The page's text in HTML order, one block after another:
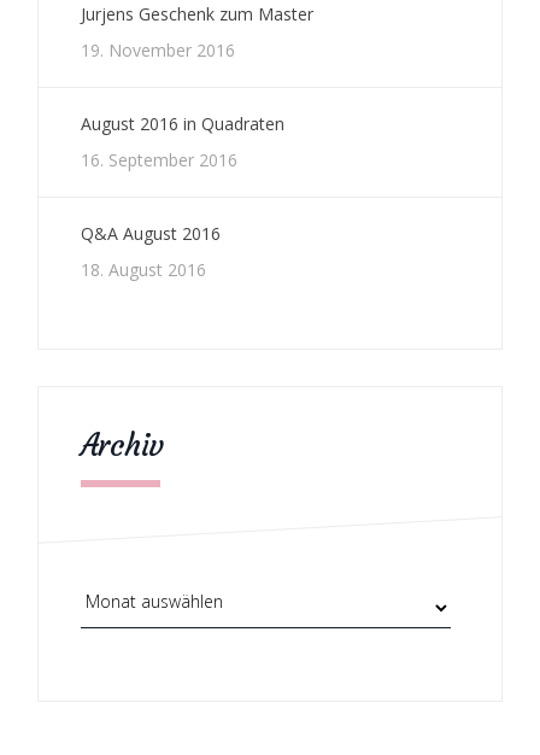
Jurjens Geschenk zum Master
19. November 2016
August 2016 in Quadraten
16. September 2016
Q&A August 2016
18. August 2016
Archiv